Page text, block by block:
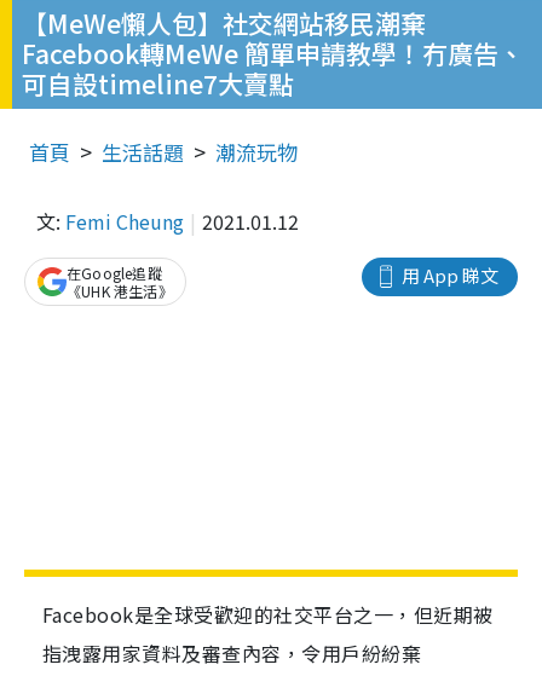
【MeWe懶人包】社交網站移民潮棄
Facebook轉MeWe 簡單申請教學！冇廣告、
可自設timeline7大賣點
首頁 生活話題 潮流玩物
文: Femi Cheung 2021.01.12
用 App 睇文
在Google追蹤
《UHK 港生活》
Facebook是全球受歡迎的社交平台之一，但近期被
指洩露用家資料及審查內容，令用戶紛紛棄